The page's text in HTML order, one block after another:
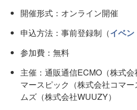
開催形式：オンライン開催
申込方法：事前登録制（イベン
参加費：無料
主催：通販通信ECMO（株式
マースピック（株式会社コマ
ムズ（株式会社WUUZY）